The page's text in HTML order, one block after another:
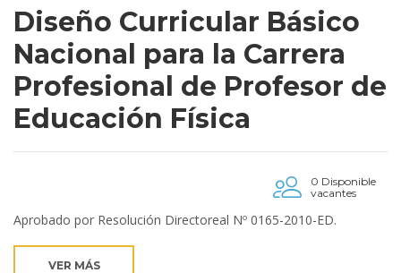
Diseño Curricular Básico
Nacional para la Carrera
Profesional de Profesor de
Educación Física
0 Disponible
vacantes
Aprobado por Resolución Directoreal Nº 0165-2010-ED.
VER MÁS